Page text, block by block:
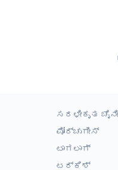
ಸರಳೀಕೃತ
ಪೋರ್ಚುಗೀಸ್
ಟಾಗಲಾಗ್
ಟರ್ಕಿಶ್